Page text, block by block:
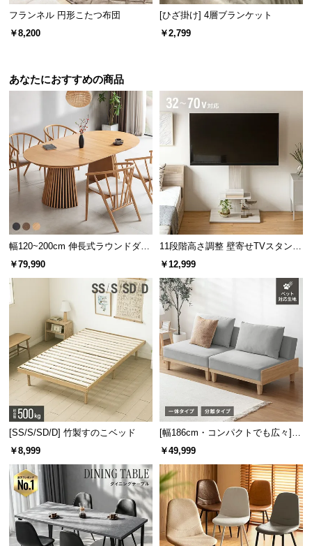
て
キ
ャ
ル
つ
い
保
証
に
会
員
規
に
つ
い
て
客
フランネル 円形こたつ布団
￥8,200
[ひざ掛け] 4層ブランケット
￥2,799
あなたにおすすめの商品
幅120~200cm 伸長式ラウンドダイ
ニングテーブル 6人掛け 天然木突
￥79,990
11段階高さ調整 壁寄せTVスタンド
キャスター付き 上下左右角度調節
￥12,999
[SS/S/SD/D] 竹製すのこベッド
￥8,999
[幅186cm・コンパクトでも広々] 3
人掛けソファベッド リクライニン
￥49,999